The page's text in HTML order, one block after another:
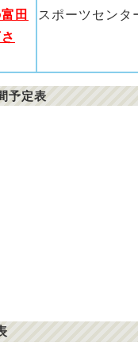
田
スポーツセンタ
予定表